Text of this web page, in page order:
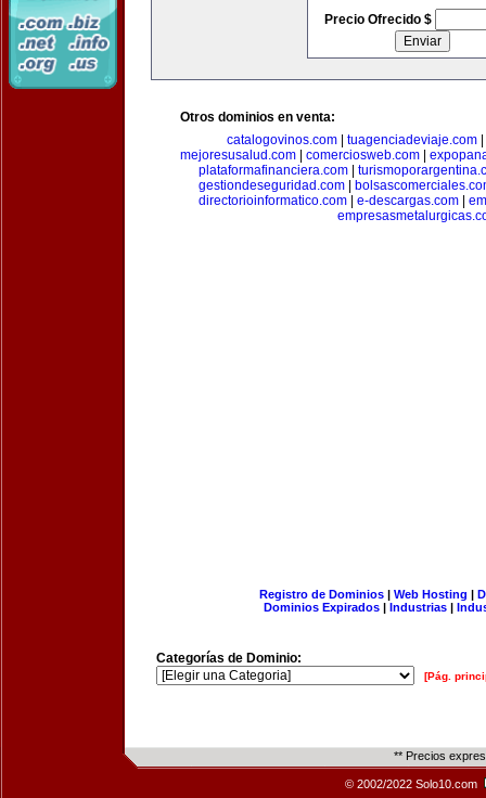
Precio Ofrecido $
Otros dominios en venta:
catalogovinos.com
tuagenciadeviaje.com
mejoresusalud.com
comerciosweb.com
plataformafinanciera.com
gestiondeseguridad.com
directorioinformatico.com
e-descargas.com
Registro de Dominios| Web Hosting |
Dominios Expirados | Industrias |
Categorías de Dominio:
[Pág.
** Precios
© 2002/2022 Solo10.com